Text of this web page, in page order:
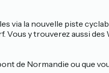
via la nouvelle piste
Vous y trouverez aussi
de Normandie ou que